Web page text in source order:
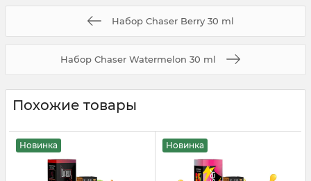
Набор Chaser Berry 30 ml
Набор Chaser Watermelon 30 ml
Похожие товары
Новинка Новинка